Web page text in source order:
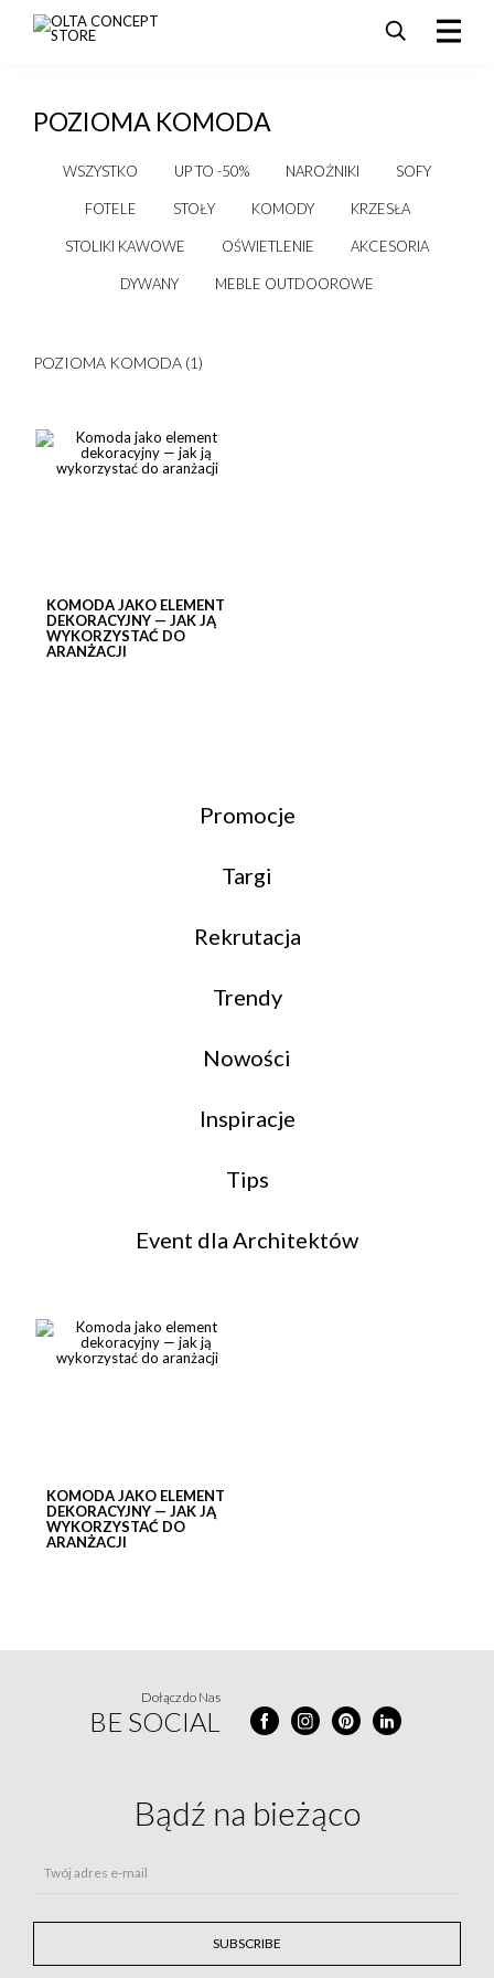
SALE
AKTUALNOŚCI I PROMOCJE
REALIZACJE
POZIOMA KOMODA
WSZYSTKO UP TO -50% NAROŻNIKI SOFY
FOTELE STOŁY KOMODY KRZESŁA
STOLIKI KAWOWE OŚWIETLENIE AKCESORIA
DYWANY MEBLE OUTDOOROWE
POZIOMA KOMODA (1)
KOMODA JAKO ELEMENT
DEKORACYJNY — JAK JĄ
WYKORZYSTAĆ DO
ARANŻACJI
Promocje
Targi
Rekrutacja
Trendy
Nowości
Inspiracje
Tips
Event dla Architektów
KOMODA JAKO ELEMENT
DEKORACYJNY — JAK JĄ
WYKORZYSTAĆ DO
ARANŻACJI
Dołącz do Nas
BE SOCIAL
Bądź na bieżąco
Twój adres e-mail
SUBSCRIBE